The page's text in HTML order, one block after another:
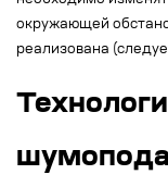
окружающей
реализована